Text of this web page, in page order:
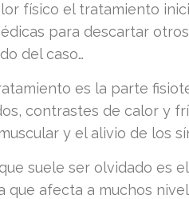
físico el tratamiento
para descartar
del caso…
es la parte
contrastes de calor y
y el alivio de los
suele ser olvidado es
que afecta a muchos